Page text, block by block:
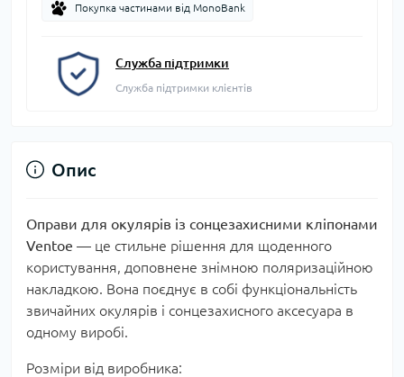
Покупка частинами від MonoBank
Служба підтримки
Служба підтримки клієнтів
Опис
Оправи для окулярів із сонцезахисними кліпонами
Ventoe — це стильне рішення для щоденного
користування, доповнене знімною поляризаційною
накладкою. Вона поєднує в собі функціональність
звичайних окулярів і сонцезахисного аксесуара в
одному виробі.
Розміри від виробника: